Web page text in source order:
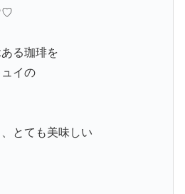
る珈琲を
イの
とても美味しい